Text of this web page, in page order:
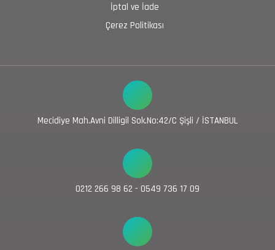
İptal ve İade
Çerez Politikası
Mecidiye Mah.Avni Dilligil Sok.No:42/C Şişli / İSTANBUL
0212 266 98 62 - 0549 736 17 09